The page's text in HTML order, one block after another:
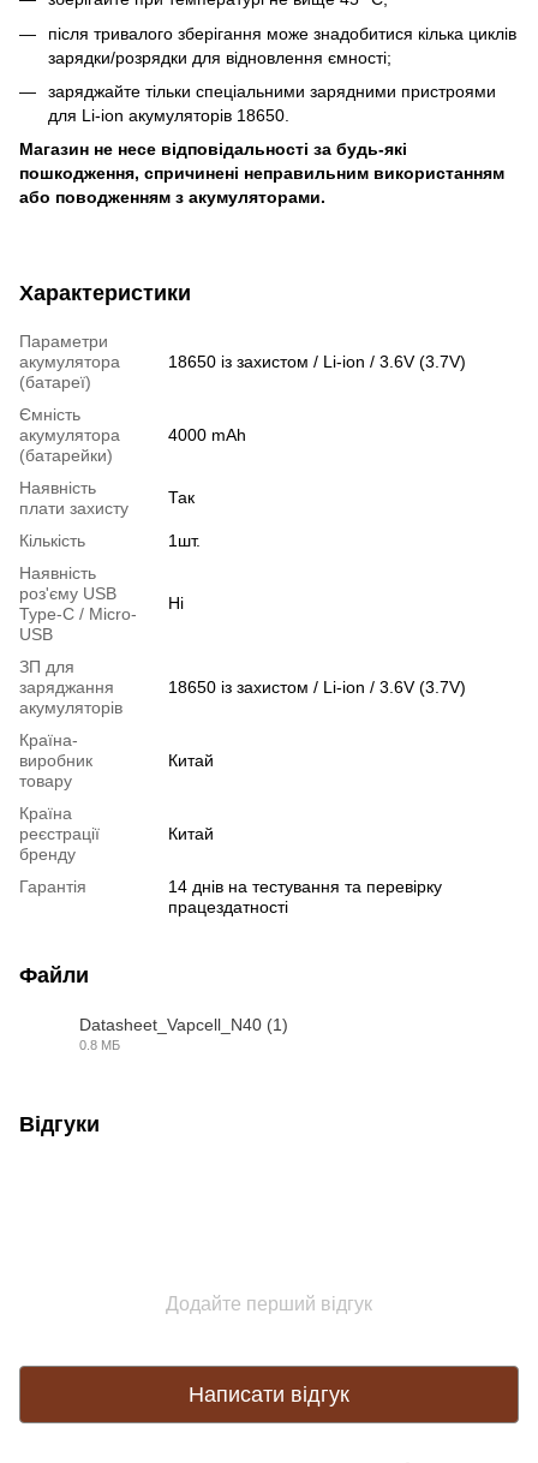
після тривалого зберігання може знадобитися кілька циклів
зарядки/розрядки для відновлення ємності;
заряджайте тільки спеціальними зарядними пристроями
для Li-ion акумуляторів 18650.
Магазин не несе відповідальності за будь-які
пошкодження, спричинені неправильним використанням
або поводженням з акумуляторами.
Характеристики
Параметри
акумулятора
(батареї)
18650 із захистом / Li-ion / 3.6V (3.7V)
Ємність
акумулятора
(батарейки)
4000 mAh
Наявність
плати захисту
Так
Кількість
1шт.
Наявність
роз'єму USB
Type-C / Micro-
USB
Ні
ЗП для
заряджання
акумуляторів
18650 із захистом / Li-ion / 3.6V (3.7V)
Країна-
виробник
товару
Китай
Країна
реєстрації
бренду
Китай
Гарантія
14 днів на тестування та перевірку
працездатності
Файли
Datasheet_Vapcell_N40 (1)
0.8 МБ
Відгуки
Додайте перший відгук
Написати відгук